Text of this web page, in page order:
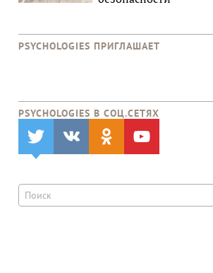
PSYCHOLOGIES ПРИГЛАШАЕТ
PSYCHOLOGIES В CОЦ.СЕТЯХ